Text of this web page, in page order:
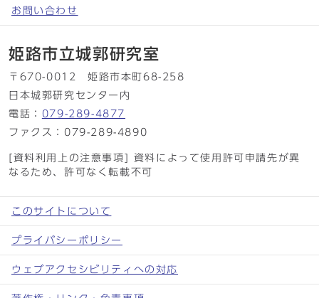
お問い合わせ
姫路市立城郭研究室
〒670-0012 姫路市本町68-258
日本城郭研究センター内
電話： 079-289-4877
ファクス：079-289-4890
[資料利用上の注意事項] 資料によって使用許可申請先が異
なるため、許可なく転載不可
このサイトについて
プライバシーポリシー
ウェブアクセシビリティへの対応